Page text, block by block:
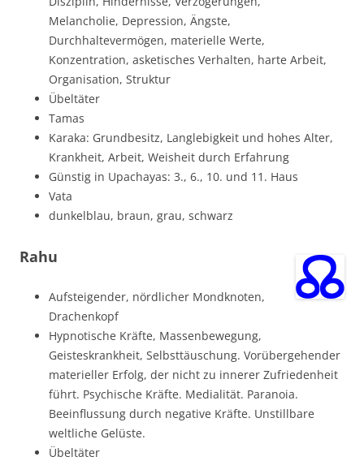
Melancholie, Depression, Ängste,
Durchhaltevermögen, materielle Werte,
Konzentration, asketisches Verhalten, harte Arbeit,
Organisation, Struktur
Übeltäter
Tamas
Karaka: Grundbesitz, Langlebigkeit und hohes Alter,
Krankheit, Arbeit, Weisheit durch Erfahrung
Günstig in Upachayas: 3., 6., 10. und 11. Haus
Vata
dunkelblau, braun, grau, schwarz
Rahu
Aufsteigender, nördlicher Mondknoten,
Drachenkopf
Hypnotische Kräfte, Massenbewegung,
Geisteskrankheit, Selbsttäuschung. Vorübergehender
materieller Erfolg, der nicht zu innerer Zufriedenheit
führt. Psychische Kräfte. Medialität. Paranoia.
Beeinflussung durch negative Kräfte. Unstillbare
weltliche Gelüste.
Übeltäter